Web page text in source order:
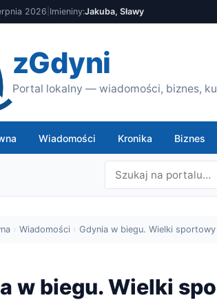
2026 Imieniny:Jakuba, Sławy
zGdyni
Portal lokalny — wiadomości, biznes,
Wiadomości Kronika Biznes
› Wiadomości › Gdynia w biegu. Wielki
w biegu. Wielki